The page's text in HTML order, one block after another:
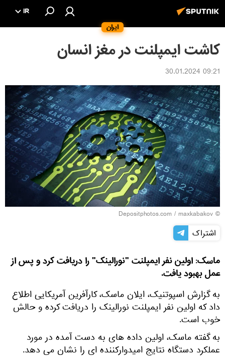
ایران
IR
کاشت ایمپلنت در مغز انسان
09:21 30.01.2024
© Depositphotos.com / maxkabakov
اشتراک
ماسک: اولین نفر ایمپلنت "نورالینک" را دریافت کرد و پس از
عمل بهبود یافت.
به گزارش اسپوتنیک، ایلان ماسک، کارآفرین آمریکایی اطلاع
داد که اولین نفر ایمپلنت نورالینک را دریافت کرده و حالش
خوب است.
به گفته ماسک، اولین داده های به دست آمده در مورد
عملکرد دستگاه نتایج امیدوارکننده ای را نشان می دهد.